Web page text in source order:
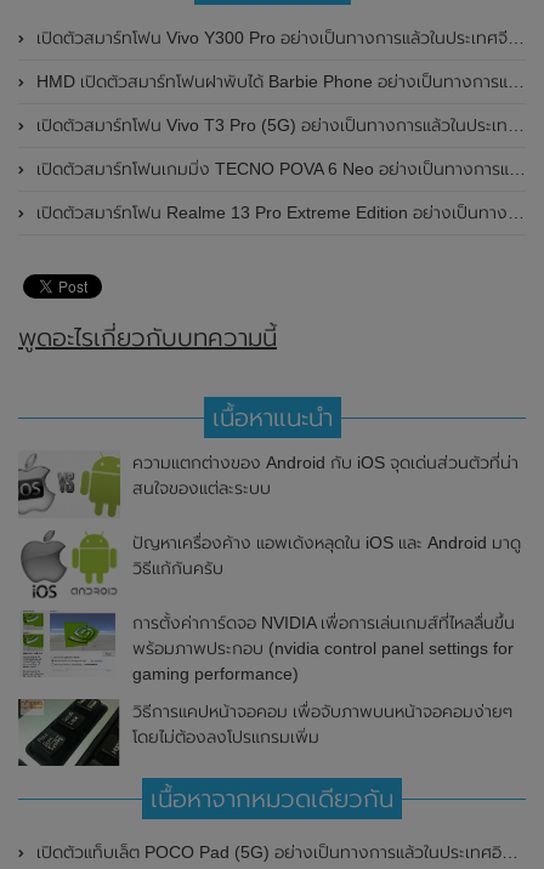
เปิดตัวสมาร์ทโฟน Vivo Y300 Pro อย่างเป็นทางการแล้วในประเทศจีน มาพร้อมดีไซน์พรีเมี่ยม ทนทาน และแบตเตอรี่สุดอึดขนาดใหญ่ 6,500mAh พร้อมรองรับการชาร์จไว 80W
HMD เปิดตัวสมาร์ทโฟนฝาพับได้ Barbie Phone อย่างเป็นทางการแล้ว มาพร้อมธีมสีชมพูสดใส
เปิดตัวสมาร์ทโฟน Vivo T3 Pro (5G) อย่างเป็นทางการแล้วในประเทศอินเดีย
เปิดตัวสมาร์ทโฟนเกมมิ่ง TECNO POVA 6 Neo อย่างเป็นทางการแล้วในประเทศไทย ในราคา 8,499 บาท
เปิดตัวสมาร์ทโฟน Realme 13 Pro Extreme Edition อย่างเป็นทางการแล้วในประเทศจีน
พูดอะไรเกี่ยวกับบทความนี้
เนื้อหาแนะนำ
ความแตกต่างของ Android กับ iOS จุดเด่นส่วนตัวที่น่า
สนใจของแต่ละระบบ
ปัญหาเครื่องค้าง แอพเด้งหลุดใน iOS และ Android มาดู
วิธีแก้กันครับ
การตั้งค่าการ์ดจอ NVIDIA เพื่อการเล่นเกมส์ที่ไหลลื่นขึ้น
พร้อมภาพประกอบ (nvidia control panel settings for
gaming performance)
วิธีการแคปหน้าจอคอม เพื่อจับภาพบนหน้าจอคอมง่ายๆ
โดยไม่ต้องลงโปรแกรมเพิ่ม
เนื้อหาจากหมวดเดียวกัน
เปิดตัวแท็บเล็ต POCO Pad (5G) อย่างเป็นทางการแล้วในประเทศอินเดีย มาพร้อมชิปเซ็ต Snapdragon 7s Gen 2 ของ Qualcomm และรองรับเครือข่าย 5G